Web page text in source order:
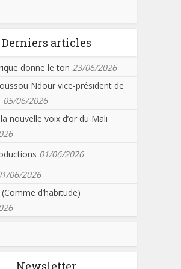
Derniers articles
donne le ton 23/06/2026
Ndour vice-président de
05/06/2026
nouvelle voix d’or du Mali
01/06/2026
06/2026
d’habitude)